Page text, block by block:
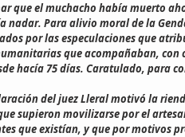
que el muchacho había muerto
nadar. Para alivio moral de la
por las especulaciones que
que acompañaban, con
hacía 75 días. Caratulado, para
del juez Lleral motivó la
supieron movilizarse por el
que existían, y que por motivos